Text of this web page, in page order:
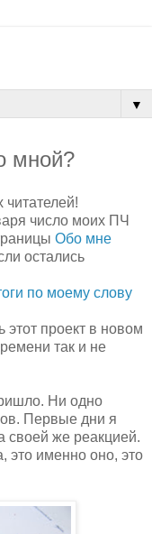
▼
мной?
число моих ПЧ
Обо мне
остались
по моему слову
этот проект в новом
так и не
Ни одно
Первые дни я
своей же реакцией.
это именно оно, это